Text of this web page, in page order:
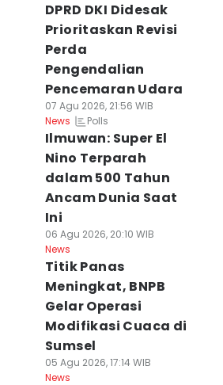
DPRD DKI Didesak
Prioritaskan Revisi
Perda
Pengendalian
Pencemaran Udara
07 Agu 2026, 21:56 WIB
News
Polls
Ilmuwan: Super El
Nino Terparah
dalam 500 Tahun
Ancam Dunia Saat
Ini
06 Agu 2026, 20:10 WIB
News
Titik Panas
Meningkat, BNPB
Gelar Operasi
Modifikasi Cuaca di
Sumsel
05 Agu 2026, 17:14 WIB
News